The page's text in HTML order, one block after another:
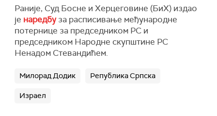
Раније, Суд Босне и Херцеговине (БиХ) издао
је наредбуза расписивање међународне
потернице за председником РС и
председником Народне скупштине РС
Ненадом Стевандићем.
Милорад Додик Република Српска
Израел